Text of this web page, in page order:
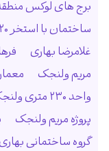
برج های لوکس
ساختمان با استخر ۲۰ متری
غلامرضا بهاری
مریم ولنجک
واحد ۲۳۰ متری ولنجک
پروژه مریم ولنجک
گروه ساختمانی